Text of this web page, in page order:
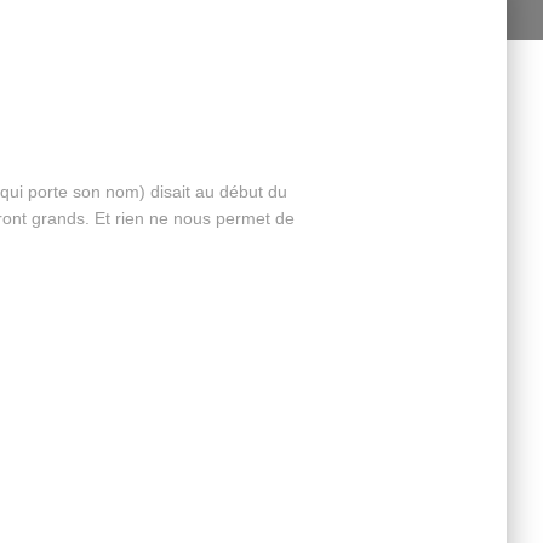
porte son nom) disait au début du
grands. Et rien ne nous permet de